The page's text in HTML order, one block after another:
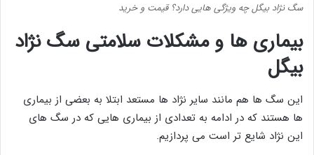
سگ نژاد بیگل چه ویژگی هایی دارد؟ قیمت و خرید
بیماری ها و مشکلات سلامتی سگ نژاد
بیگل
این سگ ها هم مانند سایر نژاد ها مستعد ابتلا به بعضی از بیماری
ها هستند که در ادامه به تعدادی از بیماری هایی که در سگ های
این نژاد شایع تر است می پردازیم.